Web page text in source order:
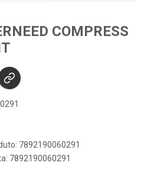
COMPRESS
7892190060291
7892190060291